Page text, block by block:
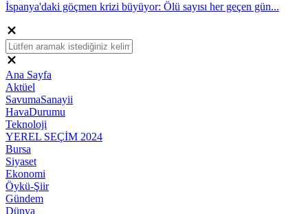
İspanya'daki göçmen krizi büyüyor: Ölü sayısı her geçen gün...
Ana Sayfa
Aktüel
SavumaSanayii
HavaDurumu
Teknoloji
YEREL SEÇİM 2024
Bursa
Siyaset
Ekonomi
Öykü-Şiir
Gündem
Dünya